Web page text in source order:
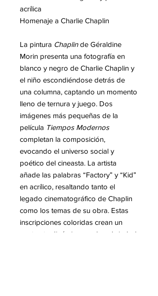
acrílica
Homenaje a Charlie Chaplin
La pintura Chaplinde Géraldine
Morin presenta una fotografía en
blanco y negro de Charlie Chaplin y
el niño escondiéndose detrás de
una columna, captando un momento
lleno de ternura y juego. Dos
imágenes más pequeñas de la
película Tiempos Modernos
completan la composición,
evocando el universo social y
poético del cineasta. La artista
añade las palabras “Factory” y “Kid”
en acrílico, resaltando tanto el
legado cinematográfico de Chaplin
como los temas de su obra. Estas
inscripciones coloridas crean un
contraste dinámico con la sobriedad